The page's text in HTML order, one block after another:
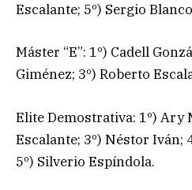
Escalante; 5º) Sergio
Máster “E”: 1º) Cadell
Giménez; 3º) Roberto
Elite Demostrativa: 1º) Ary
Escalante; 3º) Néstor Iván;
5º) Silverio Espíndola.